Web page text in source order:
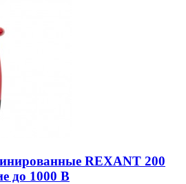
REXANT 200
до 1000 В